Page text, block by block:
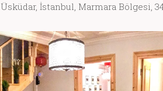
İstanbul, Marmara Bölgesi,